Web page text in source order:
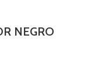
NEGRO